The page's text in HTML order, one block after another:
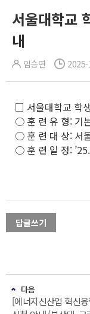
서울대학교
내
임승연
□ 서울대학교 학
○ 훈 련 유 형: 기
○ 훈 련 대 상: 서
○ 훈 련 일 정:
답글쓰기
다음
[에너지신산업 혁신